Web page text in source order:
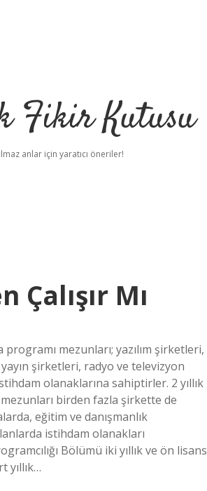
Fikir Kutusu
anlar için yaratıcı öneriler!
Çalışır Mı
mezunları; yazılım şirketleri,
şirketleri, radyo ve televizyon
olanaklarına sahiptirler. 2 yıllık
birden fazla şirkette de
eğitim ve danışmanlık
istihdam olanakları
Bölümü iki yıllık ve ön lisans
yıllık…